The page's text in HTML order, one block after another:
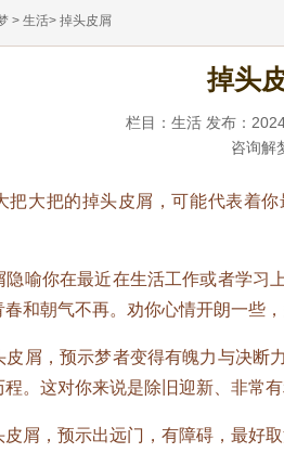
> 生活> 掉头皮屑
掉头
栏目： 生活 发布：
咨询解
把的掉头皮屑，可能代表着你
你在最近在生活工作或者学习
和朝气不再。劝你心情开朗一些
，预示梦者变得有魄力与决断
。这对你来说是除旧迎新、非常有
，预示出远门，有障碍，最好取